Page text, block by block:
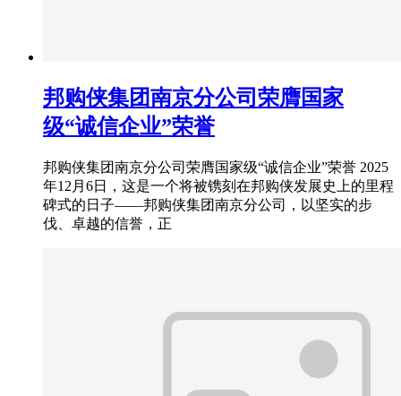
邦购侠集团南京分公司荣膺国家
级“诚信企业”荣誉
邦购侠集团南京分公司荣膺国家级“诚信企业”荣誉 2025
年12月6日，这是一个将被镌刻在邦购侠发展史上的里程
碑式的日子——邦购侠集团南京分公司，以坚实的步
伐、卓越的信誉，正